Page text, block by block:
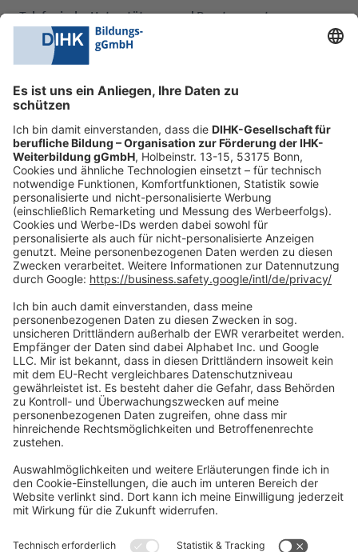
Telefonische Unterstützung und Beratung unter:
0228 6205 205
Fr.:
09:00-14:00 Uhr
shop@dihk-bildung.shop
Vertrag widerrufen
Zahlungsarten
Social Media
Oft Gesucht
Rund um die Prüfung
Datenschutzerklärung